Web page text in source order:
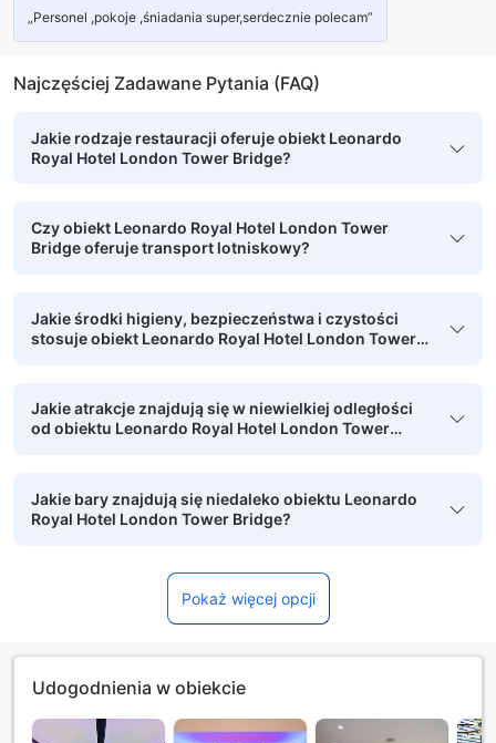
„Personel ,pokoje ,śniadania super,serdecznie polecam”
Najczęściej Zadawane Pytania (FAQ)
Jakie rodzaje restauracji oferuje obiekt Leonardo
Royal Hotel London Tower Bridge?
Czy obiekt Leonardo Royal Hotel London Tower
Bridge oferuje transport lotniskowy?
Jakie środki higieny, bezpieczeństwa i czystości
stosuje obiekt Leonardo Royal Hotel London Tower
Jakie atrakcje znajdują się w niewielkiej odległości
od obiektu Leonardo Royal Hotel London Tower
Jakie bary znajdują się niedaleko obiektu Leonardo
Royal Hotel London Tower Bridge?
Pokaż więcej opcji
Udogodnienia w obiekcie